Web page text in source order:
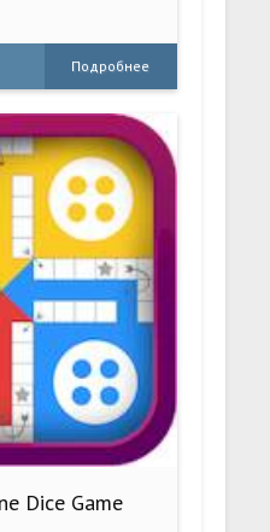
Подробнее
Dice Game